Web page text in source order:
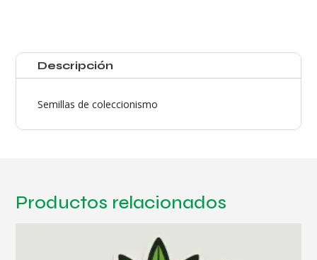
cantidad
Descripción
Semillas de coleccionismo
Productos relacionados